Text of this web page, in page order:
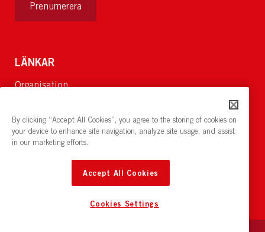
Prenumerera
LÄNKAR
Organisation
Lediga jobb
Nyheter och pressrum
Restaurang och konferens: cirkelnstockholm.se
By clicking “Accept All Cookies”, you agree to the storing of cookies on
your device to enhance site navigation, analyze site usage, and assist
in our marketing efforts.
Accept All Cookies
Cookies Settings